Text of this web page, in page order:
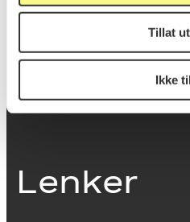
Tillat
Ikke
Utbetaling og fakturering
Om opphavsrett
Dokumentasjonsskjema
Last ned logo
Lenker